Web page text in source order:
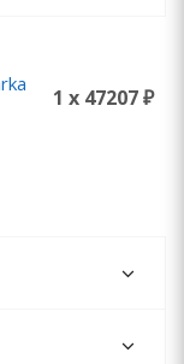
1 x 47207 ₽